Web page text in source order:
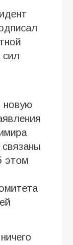
сил
новую
связаны
этом